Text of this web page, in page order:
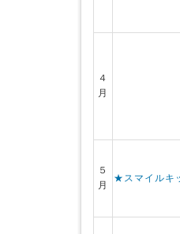
４
月
５
月
★スマイルキ